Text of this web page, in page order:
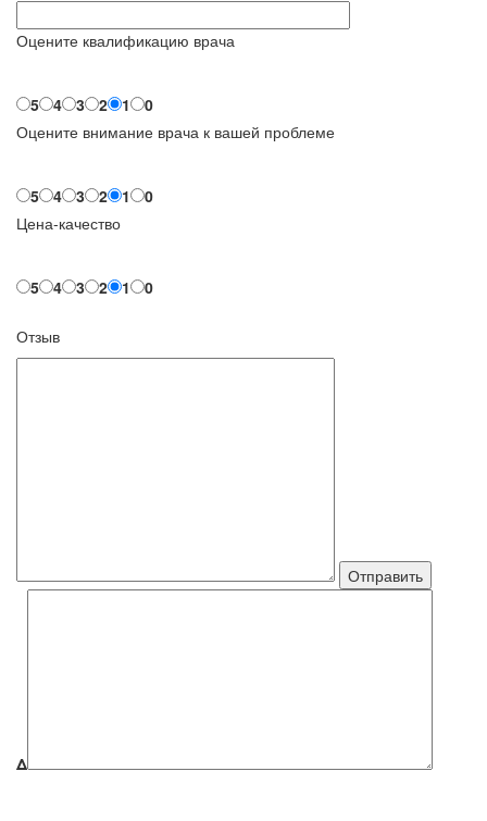
Оцените квалификацию врача
5 4 3 2 1
0
Оцените внимание врача к вашей проблеме
5 4 3 2 1
0
Цена-качество
5 4 3 2 1 0
Отзыв
Δ